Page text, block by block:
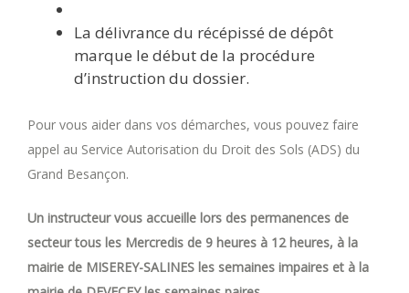
La délivrance du récépissé de dépôt
marque le début de la procédure
d’instruction du dossier.
Pour vous aider dans vos démarches, vous pouvez faire
appel au Service Autorisation du Droit des Sols (ADS) du
Grand Besançon.
Un instructeur vous accueille lors des permanences de
secteur tous les Mercredis de 9 heures à 12 heures, à la
mairie de MISEREY-SALINES les semaines impaires et à la